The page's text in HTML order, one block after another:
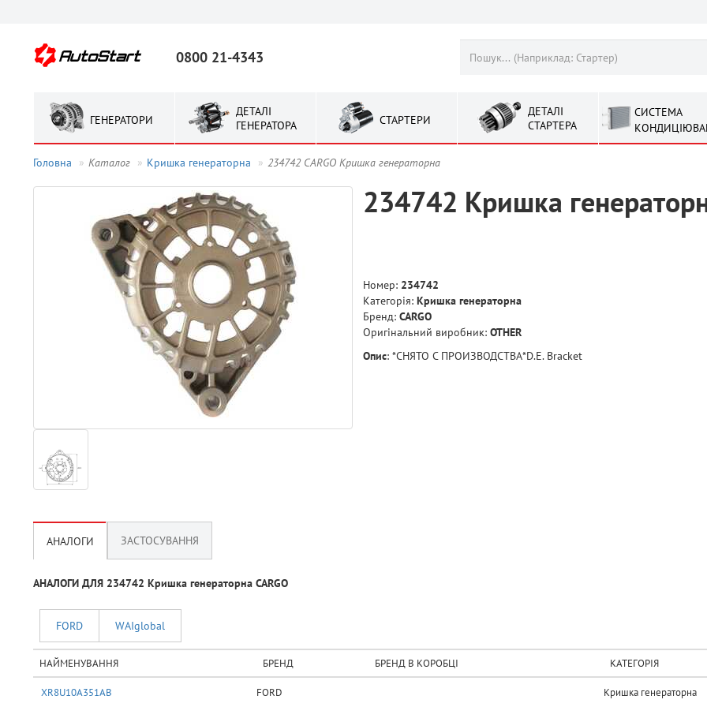
0800 21-4343
ГЕНЕРАТОРИ
ДЕТАЛІ
ГЕНЕРАТОРА
СТАРТЕРИ
ДЕТАЛІ
СТАРТЕРА
СИСТЕМА
Головна Каталог Кришка генераторна 234742 CARGO Кришка генераторна
234742 Кришка
Номер: 234742
Категорія: Кришка генераторна
Бренд: CARGO
Оригінальний виробник: OTHER
Опис: *СНЯТО С ПРОИЗВОДСТВА*D.E. Bracket
АНАЛОГИ ЗАСТОСУВАННЯ
АНАЛОГИ ДЛЯ 234742 Кришка генераторна CARGO
FORD WAIglobal
НАЙМЕНУВАННЯ БРЕНД БРЕНД В КОРОБЦІ КАТЕГОРІЯ
XR8U10A351AB FORD Кришка генераторна